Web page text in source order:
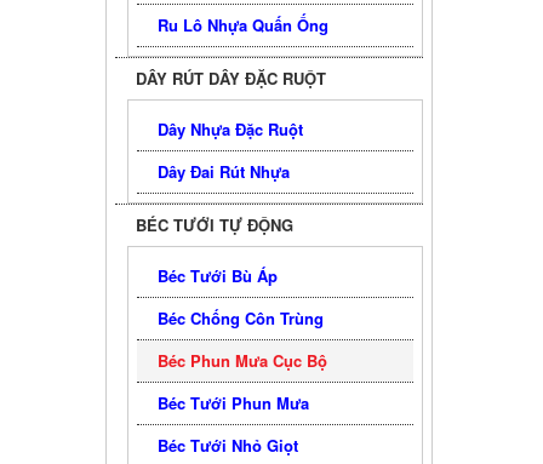
Ru Lô Nhựa Quấn Ống
DÂY RÚT DÂY ĐẶC RUỘT
Dây Nhựa Đặc Ruột
Dây Đai Rút Nhựa
BÉC TƯỚI TỰ ĐỘNG
Béc Tưới Bù Áp
Béc Chống Côn Trùng
Béc Phun Mưa Cục Bộ
Béc Tưới Phun Mưa
Béc Tưới Nhỏ Giọt